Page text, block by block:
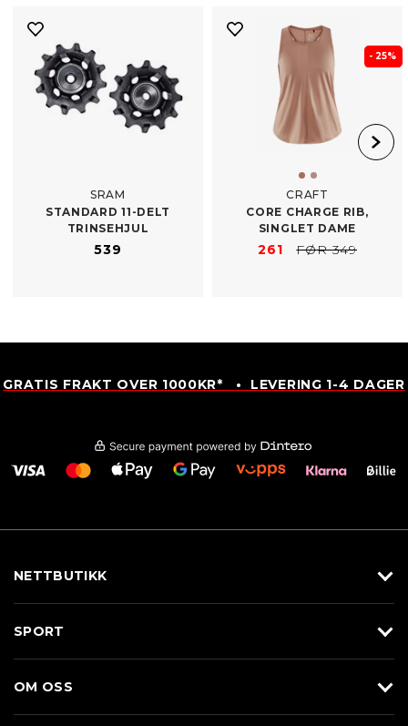
SRAM
STANDARD 11-​DELT
TRINSEHJUL
539
- 25%
CRAFT
CORE CHARGE RIB,
SINGLET DAME
261 FØR 349
GRATIS FRAKT OVER 1000KR* • LEVERING 1-4 DAGER
NETTBUTIKK
Sko
Merkevarer
SPORT
OM OSS